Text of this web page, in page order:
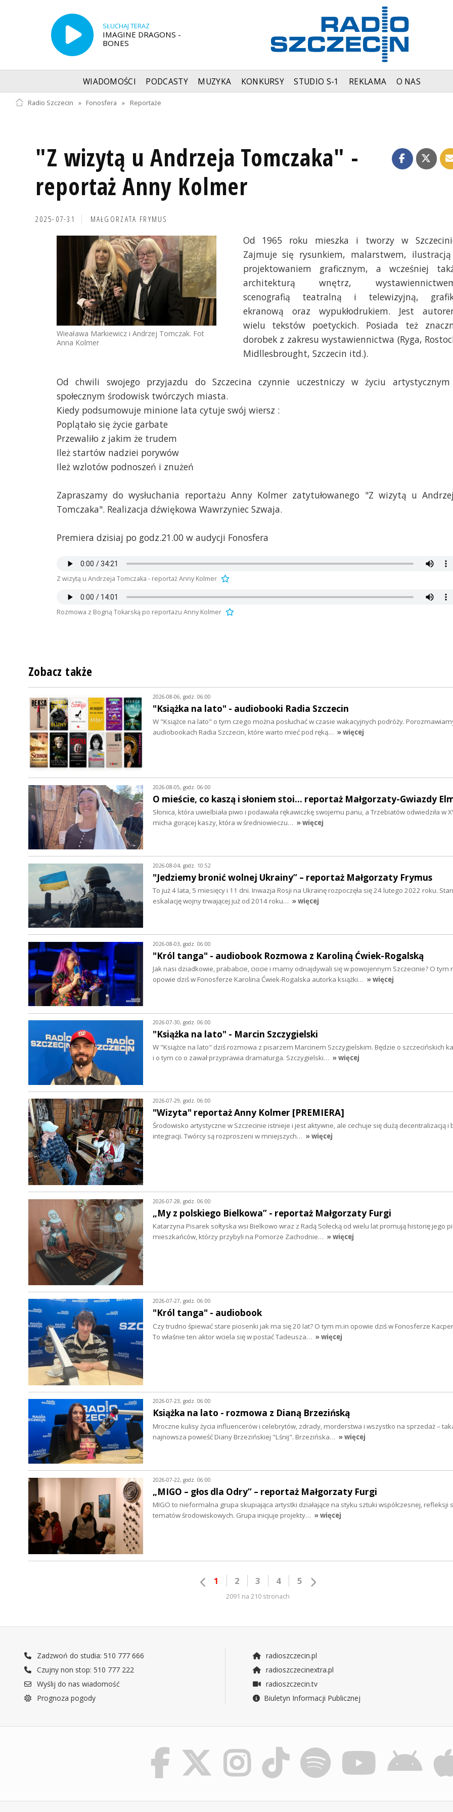
SŁUCHAJ TERAZ
IMAGINE DRAGONS -
BONES
WIADOMOŚCI PODCASTY MUZYKA KONKURSY STUDIO S-1 REKLAMA O NAS
Radio Szczecin » Fonosfera » Reportaże
"Z wizytą u Andrzeja Tomczaka" -
reportaż Anny Kolmer
2025-07-31 MAŁGORZATA FRYMUS
Wieaława Markiewicz i Andrzej Tomczak. Fot
Anna Kolmer
Od 1965 roku mieszka i tworzy w
Zajmuje się rysunkiem, malarstwem,
projektowaniem graficznym, a wcześniej
architekturą wnętrz,
scenografią teatralną i telewizyjną,
ekranową oraz wypukłodrukiem. Jest
wielu tekstów poetyckich. Posiada też
dorobek z zakresu wystawiennictwa (Ryga,
Midllesbrought, Szczecin itd.).
Od chwili swojego przyjazdu do Szczecina czynnie uczestniczy w życiu
społecznym środowisk twórczych miasta.
Kiedy podsumowuje minione lata cytuje swój wiersz :
Poplątało się życie garbate
Przewaliło z jakim że trudem
Ileż startów nadziei porywów
Ileż wzlotów podnoszeń i znużeń
Zapraszamy do wysłuchania reportażu Anny Kolmer zatytułowanego "Z wizytą u
Tomczaka". Realizacja dźwiękowa Wawrzyniec Szwaja.
Premiera dzisiaj po godz.21.00 w audycji Fonosfera
Z wizytą u Andrzeja Tomczaka - reportaż Anny Kolmer
Rozmowa z Bogną Tokarską po reportazu Anny Kolmer
Zobacz także
2026-08-06, godz. 06:00
"Książka na lato" - audiobooki Radia Szczecin
W "Książce na lato" o tym czego można posłuchać w czasie wakacyjnych podróży.
audiobookach Radia Szczecin, które warto mieć pod ręką… » więcej
2026-08-05, godz. 06:00
O mieście, co kaszą i słoniem stoi... reportaż Małgorzaty-Gwiazdy
Słonica, która uwielbiała piwo i podawała rękawiczkę swojemu panu, a Trzebiatów odwiedziła w
micha gorącej kaszy, która w średniowieczu… » więcej
2026-08-04, godz. 10:52
"Jedziemy bronić wolnej Ukrainy” – reportaż Małgorzaty Frymus
To już 4 lata, 5 miesięcy i 11 dni. Inwazja Rosji na Ukrainę rozpoczęła się 24 lutego 2022 roku.
eskalację wojny trwającej już od 2014 roku… » więcej
2026-08-03, godz. 06:00
"Król tanga" - audiobook Rozmowa z Karoliną Ćwiek-Rogalską
Jak nasi dziadkowie, prababcie, ciocie i mamy odnajdywali się w powojennym Szczecinie? O tym
opowie dziś w Fonosferze Karolina Ćwiek-Rogalska autorka książki… » więcej
2026-07-30, godz. 06:00
"Książka na lato" - Marcin Szczygielski
W "Książce na lato" dziś rozmowa z pisarzem Marcinem Szczygielskim. Będzie o szczecińskich
i o tym co o zawał przyprawia dramaturga. Szczygielski… » więcej
2026-07-29, godz. 06:00
"Wizyta" reportaż Anny Kolmer [PREMIERA]
Środowisko artystyczne w Szczecinie istnieje i jest aktywne, ale cechuje się dużą decentralizacją i
integracji. Twórcy są rozproszeni w mniejszych… » więcej
2026-07-28, godz. 06:00
„My z polskiego Bielkowa” - reportaż Małgorzaty Furgi
Katarzyna Pisarek sołtyska wsi Bielkowo wraz z Radą Sołecką od wielu lat promują historię jego
mieszkańców, którzy przybyli na Pomorze Zachodnie… » więcej
2026-07-27, godz. 06:00
"Król tanga" - audiobook
Czy trudno śpiewać stare piosenki jak ma się 20 lat? O tym m.in opowie dziś w Fonosferze
To właśnie ten aktor wciela się w postać Tadeusza… » więcej
2026-07-23, godz. 06:00
Książka na lato - rozmowa z Dianą Brzezińską
Mroczne kulisy życia influencerów i celebrytów, zdrady, morderstwa i wszystko na sprzedaż –
najnowsza powieść Diany Brzezińskiej "Lśnij". Brzezińska… » więcej
2026-07-22, godz. 06:00
„MIGO – głos dla Odry” – reportaż Małgorzaty Furgi
MIGO to nieformalna grupa skupiająca artystki działające na styku sztuki współczesnej, refleksji
tematów środowiskowych. Grupa inicjuje projekty… » więcej
1 2 3 4 5
2091 na 210 stronach
Zadzwoń do studia: 510 777 666
Czujny non stop: 510 777 222
Wyślij do nas wiadomość
Prognoza pogody
radioszczecin.pl
radioszczecinextra.pl
radioszczecin.tv
Biuletyn Informacji Publicznej